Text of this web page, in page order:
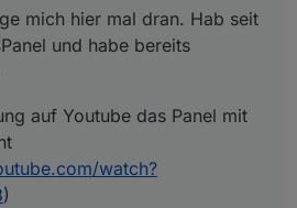
die Uhrzeit und Wetterdaten
angezeigt
sondern einfach nur den Text
und dahinter dann den Wert in
im NS-Panel Typescript nicht
da nehmen könnte um das so zu
Tipp?
mich hier mal dran. Hab seit
und habe bereits
auf Youtube das Panel mit
watch?
)